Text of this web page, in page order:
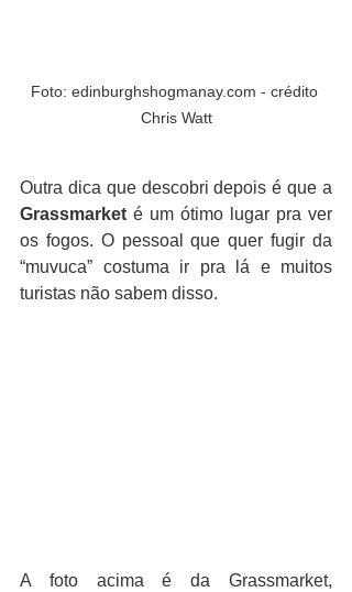
Foto: edinburghshogmanay.com - crédito
Chris Watt
Grassmarket é um ótimo lugar pra ver
os fogos. O pessoal que quer fugir da
“muvuca” costuma ir pra lá e muitos
turistas não sabem disso.
A foto acima é da Grassmarket,